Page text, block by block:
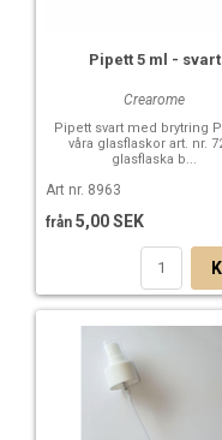
Pipett 5 ml - svart
Crearome
Pipett svart med brytring
våra glasflaskor art. nr.
glasflaska b...
Art nr. 8963
från 5,00 SEK